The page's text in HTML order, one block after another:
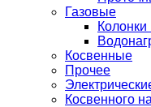
Газовые
Колонки
Косвенные
Прочее
Косвенного